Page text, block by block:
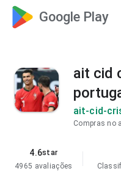
Google Play
ait cid
ait-cid-
Compras no
4.6star
4965 avaliações